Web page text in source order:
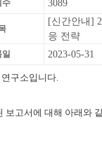
수 3089
[신간안내]
응 전략
2023-05-31
구소입니다.
보고서에 대해 아래와